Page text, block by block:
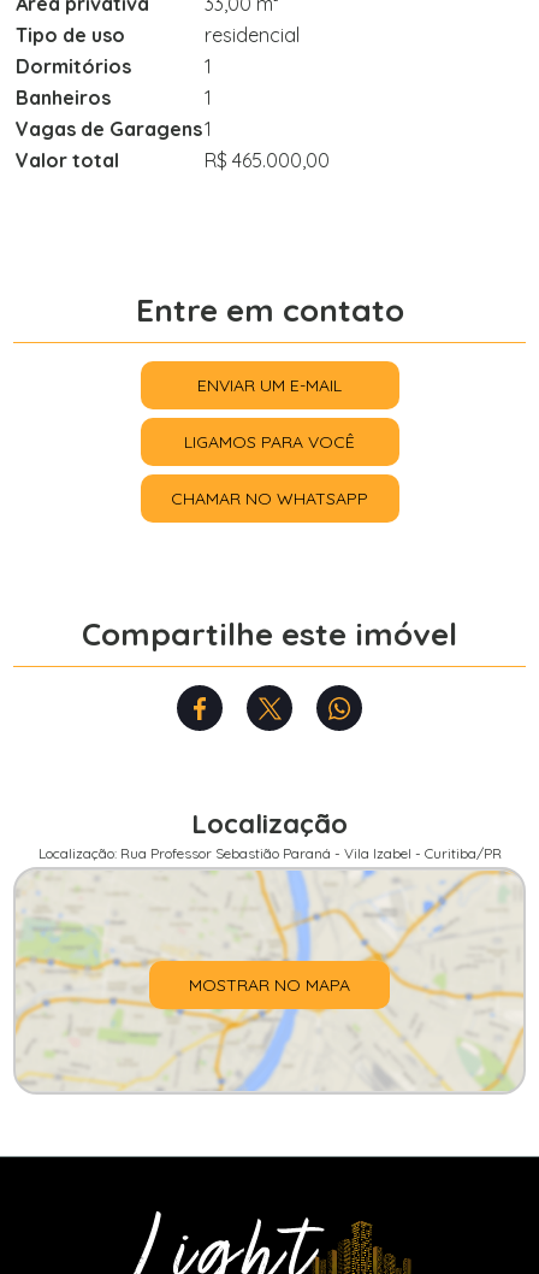
Tipo de uso
residencial
Dormitórios
1
Banheiros
1
Vagas de Garagens1
Valor total
R$ 465.000,00
Entre em contato
ENVIAR UM E-MAIL
LIGAMOS PARA VOCÊ
CHAMAR NO WHATSAPP
Compartilhe este imóvel
Localização
Localização: Rua Professor Sebastião Paraná - Vila Izabel - Curitiba/PR
MOSTRAR NO MAPA